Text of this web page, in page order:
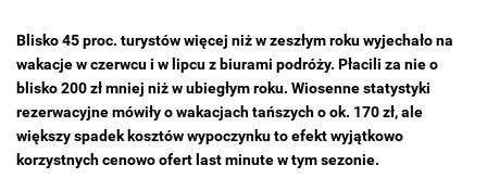
Blisko 45 proc. turystów więcej niż w zeszłym roku wyjechało na
wakacje w czerwcu i w lipcu z biurami podróży. Płacili za nie o
blisko 200 zł mniej niż w ubiegłym roku. Wiosenne statystyki
rezerwacyjne mówiły o wakacjach tańszych o ok. 170 zł, ale
większy spadek kosztów wypoczynku to efekt wyjątkowo
korzystnych cenowo ofert last minute w tym sezonie.